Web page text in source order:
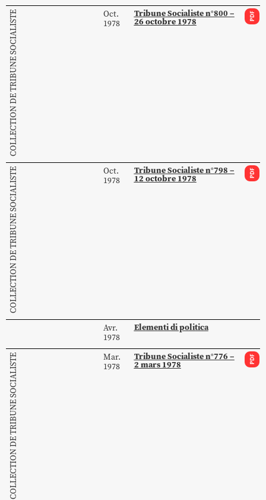
COLLECTION DE TRIBUNE SOCIALISTE
Oct.
1978
Tribune Socialiste n°800 –
26 octobre 1978 PDF
COLLECTION DE TRIBUNE SOCIALISTE
Oct.
1978
Tribune Socialiste n°798 –
12 octobre 1978 PDF
Avr.
1978
Elementi di politica
COLLECTION DE TRIBUNE SOCIALISTE
Mar.
1978
Tribune Socialiste n°776 –
2 mars 1978 PDF